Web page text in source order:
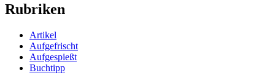
Rubriken
Artikel
Aufgefrischt
Aufgespießt
Buchtipp